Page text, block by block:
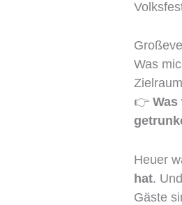
Was
👉
Heuer
hat.
Gäste